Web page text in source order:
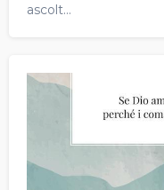
ascolt...